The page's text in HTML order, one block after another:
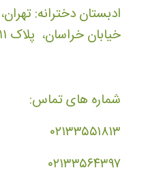
ادبستان دخترانه:
خیابان خراسان، پلاک ۱۱.
شماره های تماس:
۰۲۱۳۳۵۵۱۸۱۳
۰۲۱۳۳۵۶۴۳۹۷